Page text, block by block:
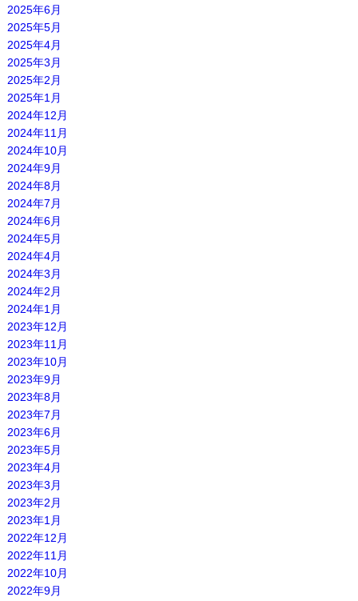
2025年6月
2025年5月
2025年4月
2025年3月
2025年2月
2025年1月
2024年12月
2024年11月
2024年10月
2024年9月
2024年8月
2024年7月
2024年6月
2024年5月
2024年4月
2024年3月
2024年2月
2024年1月
2023年12月
2023年11月
2023年10月
2023年9月
2023年8月
2023年7月
2023年6月
2023年5月
2023年4月
2023年3月
2023年2月
2023年1月
2022年12月
2022年11月
2022年10月
2022年9月